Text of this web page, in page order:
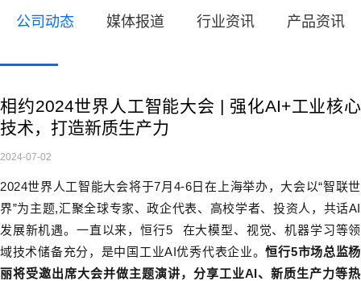
公司动态 媒体报道 行业资讯 产品资讯
相约2024世界人工智能大会 | 强化AI+工业核心
技术，打造新质生产力
2024-07-02
2024世界人工智能大会将于7月4-6日在上海举办，大会以“智联世
界”为主题,汇聚全球专家、政企代表、高校学者、投资人，共话AI
发展新机遇。一直以来，恒行5
在大模型、视觉、机器学习等领
域技术储备充分，是中国工业AI优秀代表企业。恒行5市场总监杨
丽将受邀出席大会并做主题演讲，分享工业AI、新质生产力等热